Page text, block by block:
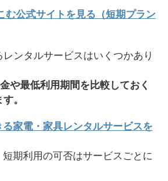
む公式サイトを見る（短期プラン
ンタルサービスはいくつかあり
や最低利用期間を比較しておく
。
家電・家具レンタルサービスを
期利用の可否はサービスごとに